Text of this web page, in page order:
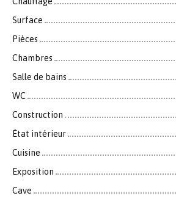
Surface
Pièces
Chambres
Salle de bains
WC
Construction
État intérieur
Cuisine
Exposition
Cave